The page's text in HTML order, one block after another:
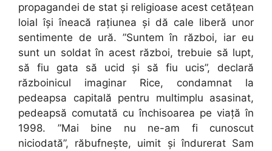
propagandei de stat și religioase acest cetățean
loial își îneacă rațiunea și dă cale liberă unor
sentimente de ură. ”Suntem în război, iar eu
sunt un soldat în acest război, trebuie să lupt,
să fiu gata să ucid și să fiu ucis”, declară
războinicul imaginar Rice, condamnat la
pedeapsa capitală pentru multimplu asasinat,
pedeapsă comutată cu închisoarea pe viață în
1998. ”Mai bine nu ne-am fi cunoscut
niciodată”, răbufnește, uimit și îndurerat Sam